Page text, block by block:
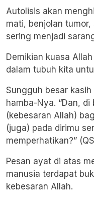
Autolisis akan
mati, benjolan
sering menjadi
Demikian kuasa
dalam tubuh kita
Sungguh besar
hamba-Nya. “Dan,
(kebesaran Allah)
(juga) pada dirimu
memperhatikan?”
Pesan ayat di atas
manusia terdapat
kebesaran Allah.